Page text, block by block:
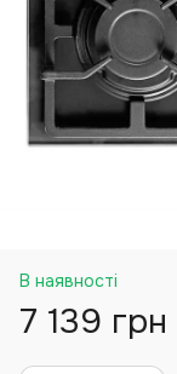
В наявності
7 139 грн